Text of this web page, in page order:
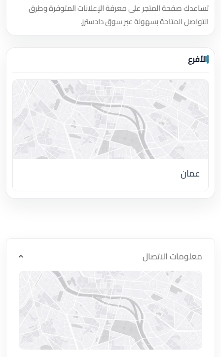
تساعدك صفحة المتجر على معرفة الإعلانات المتوفرة وطرق
التواصل المتاحة بسهولة عبر سوق دادسترز.
الأفرع
عمان
معلومات الاتصال